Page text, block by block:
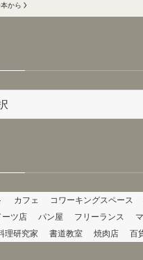
から
カフェ コワーキングスペース
ーツ店 パン屋 フリーランス
理研究家 書道教室 焼肉店 百